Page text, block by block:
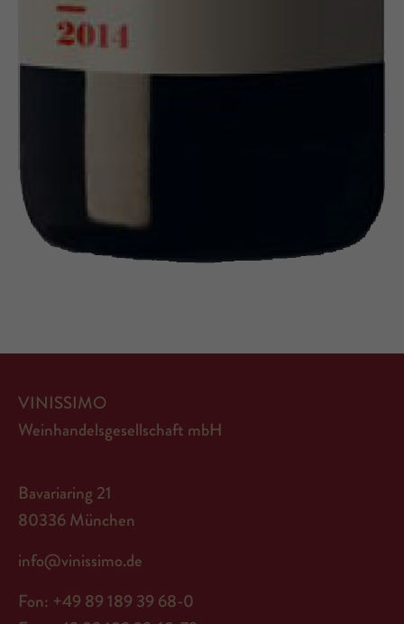
VINISSIMO
Weinhandelsgesellschaft mbH
Bavariaring 21
80336 München
info@vinissimo.de
Fon: +49 89 189 39 68-0